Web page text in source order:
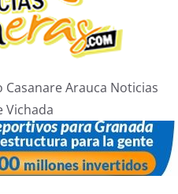
Arauca Noticias
Vichada